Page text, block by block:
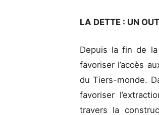
LA DETTE : UN
Depuis la fin de
favoriser l’accès
du Tiers-monde.
favoriser
travers la